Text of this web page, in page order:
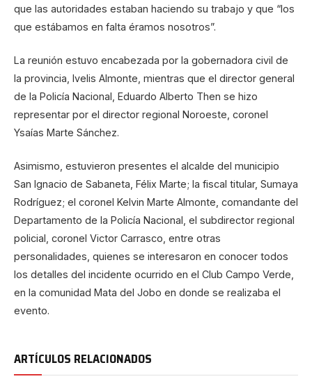
que las autoridades estaban haciendo su trabajo y que “los
que estábamos en falta éramos nosotros”.
La reunión estuvo encabezada por la gobernadora civil de
la provincia, Ivelis Almonte, mientras que el director general
de la Policía Nacional, Eduardo Alberto Then se hizo
representar por el director regional Noroeste, coronel
Ysaías Marte Sánchez.
Asimismo, estuvieron presentes el alcalde del municipio
San Ignacio de Sabaneta, Félix Marte; la fiscal titular, Sumaya
Rodríguez; el coronel Kelvin Marte Almonte, comandante del
Departamento de la Policía Nacional, el subdirector regional
policial, coronel Victor Carrasco, entre otras
personalidades, quienes se interesaron en conocer todos
los detalles del incidente ocurrido en el Club Campo Verde,
en la comunidad Mata del Jobo en donde se realizaba el
evento.
ARTÍCULOS RELACIONADOS